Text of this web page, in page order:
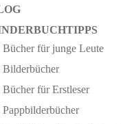
Bücher für junge Leute
Bilderbücher
Bücher für Erstleser
Pappbilderbücher